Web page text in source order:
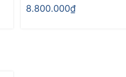
8.800.000₫